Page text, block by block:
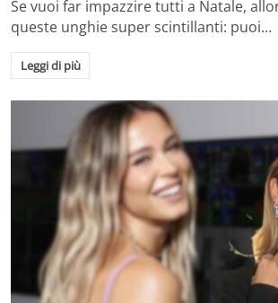
Se vuoi far impazzire tutti a Natale,
queste unghie super scintillanti: puoi…
Leggi di più